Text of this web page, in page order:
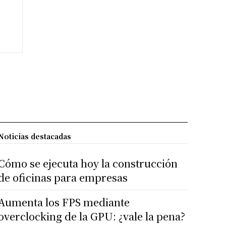
destacadas
se ejecuta hoy la construcción
oficinas para empresas
los FPS mediante
de la GPU: ¿vale la pena?